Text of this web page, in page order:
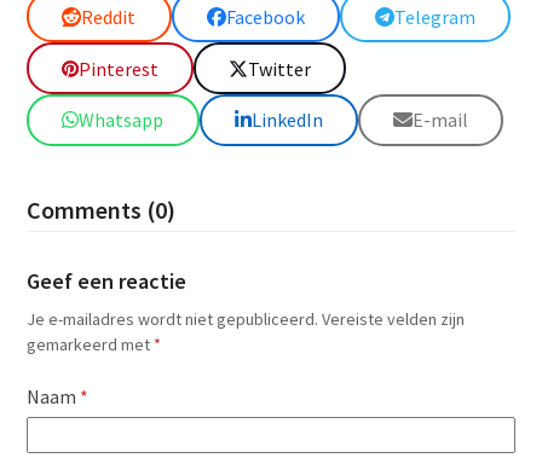
Reddit Facebook Telegram
Pinterest Twitter
Whatsapp LinkedIn E-mail
Comments (0)
Geef een reactie
Je e-mailadres wordt niet gepubliceerd. Vereiste velden zijn
gemarkeerd met *
Naam *